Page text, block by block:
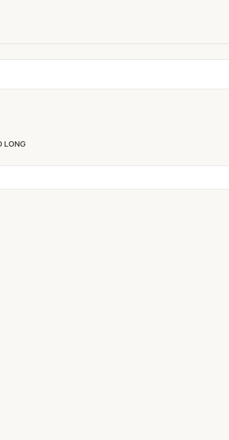
LONG